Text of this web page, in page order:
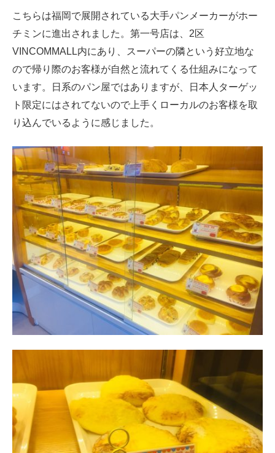
こちらは福岡で展開されている大手パンメーカーがホー
チミンに進出されました。第一号店は、2区
VINCOMMALL内にあり、スーパーの隣という好立地な
ので帰り際のお客様が自然と流れてくる仕組みになって
います。日系のパン屋ではありますが、日本人ターゲッ
ト限定にはされてないので上手くローカルのお客様を取
り込んでいるように感じました。